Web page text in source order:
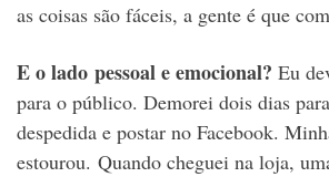
as coisas são fáceis, a gente é que
E o lado pessoal e emocional? Eu
para o público. Demorei dois dias
despedida e postar no Facebook.
estourou. Quando cheguei na loja,